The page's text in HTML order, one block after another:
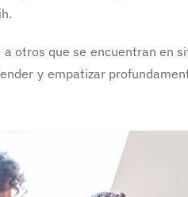
otros que se encuentran en
y empatizar